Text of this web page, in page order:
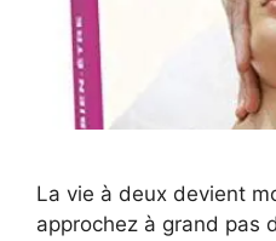
La vie à deux devient
approchez à grand pas